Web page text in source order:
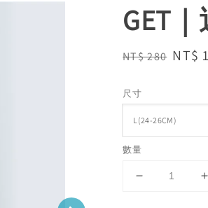
GET
Regular
NT$ 280 Sale
NT$
尺寸
數量